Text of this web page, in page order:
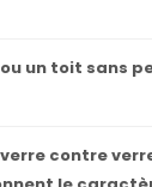
un toit sans
contre